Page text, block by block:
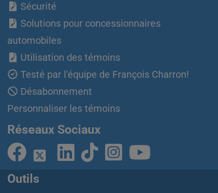
Sécurité
Solutions pour concessionnaires
automobiles
Utilisation des témoins
Testé par l'équipe de François Charron!
Désabonnement
Personnaliser les témoins
Réseaux Sociaux
Outils